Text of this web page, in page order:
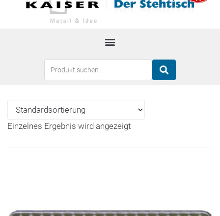
Einzelnes Ergebnis wird angezeigt